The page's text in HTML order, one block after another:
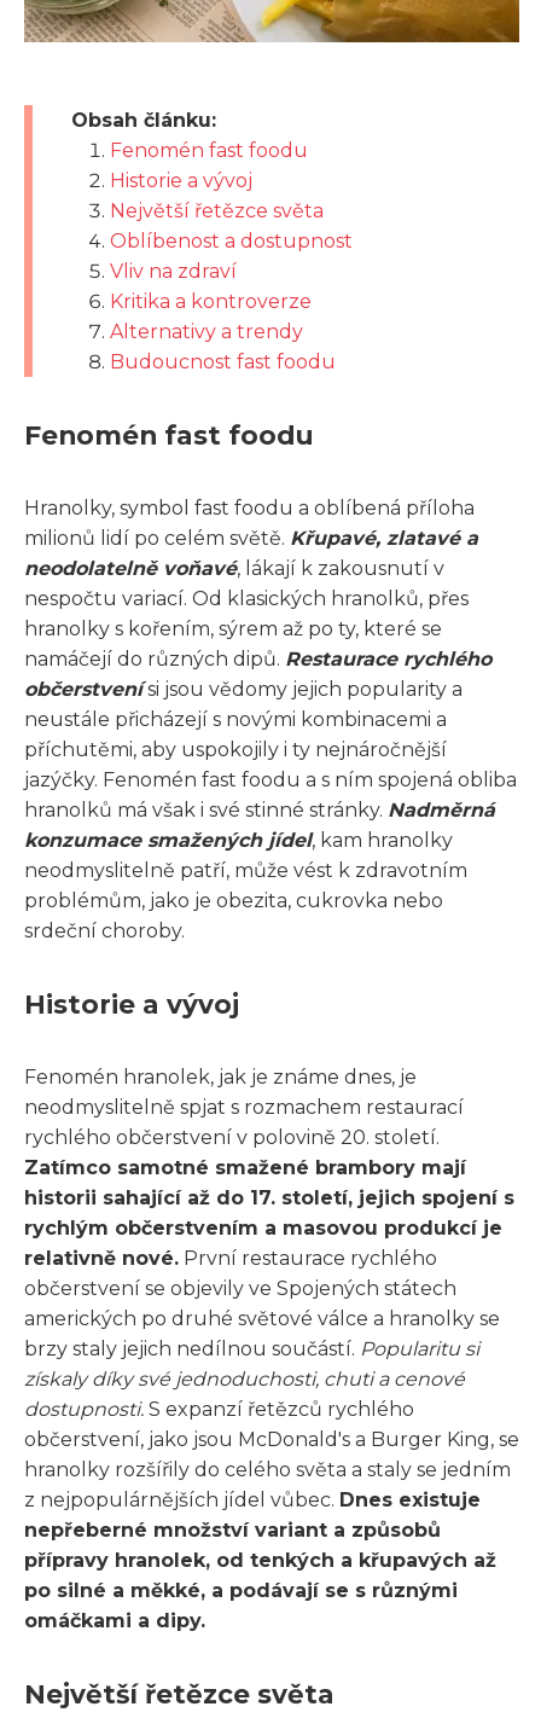
Obsah článku:
Fenomén fast foodu
Historie a vývoj
Největší řetězce světa
Oblíbenost a dostupnost
Vliv na zdraví
Kritika a kontroverze
Alternativy a trendy
Budoucnost fast foodu
Fenomén fast foodu
Hranolky, symbol fast foodu a oblíbená příloha
milionů lidí po celém světě. Křupavé, zlatavé a
neodolatelně voňavé, lákají k zakousnutí v
nespočtu variací. Od klasických hranolků, přes
hranolky s kořením, sýrem až po ty, které se
namáčejí do různých dipů. Restaurace rychlého
občerstvenísi jsou vědomy jejich popularity a
neustále přicházejí s novými kombinacemi a
příchutěmi, aby uspokojily i ty nejnáročnější
jazýčky. Fenomén fast foodu a s ním spojená obliba
hranolků má však i své stinné stránky. Nadměrná
konzumace smažených jídel, kam hranolky
neodmyslitelně patří, může vést k zdravotním
problémům, jako je obezita, cukrovka nebo
srdeční choroby.
Historie a vývoj
Fenomén hranolek, jak je známe dnes, je
neodmyslitelně spjat s rozmachem restaurací
rychlého občerstvení v polovině 20. století.
Zatímco samotné smažené brambory mají
historii sahající až do 17. století, jejich spojení s
rychlým občerstvením a masovou produkcí je
relativně nové. První restaurace rychlého
občerstvení se objevily ve Spojených státech
amerických po druhé světové válce a hranolky se
brzy staly jejich nedílnou součástí. Popularitu si
získaly díky své jednoduchosti, chuti a cenové
dostupnosti. S expanzí řetězců rychlého
občerstvení, jako jsou McDonald's a Burger King, se
hranolky rozšířily do celého světa a staly se jedním
z nejpopulárnějších jídel vůbec. Dnes existuje
nepřeberné množství variant a způsobů
přípravy hranolek, od tenkých a křupavých až
po silné a měkké, a podávají se s různými
omáčkami a dipy.
Největší řetězce světa